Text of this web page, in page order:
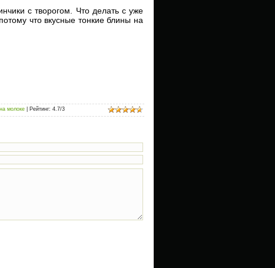
с творогом. Что делать с уже
что вкусные тонкие блины на
молоке Рейтинг: 4.7/3